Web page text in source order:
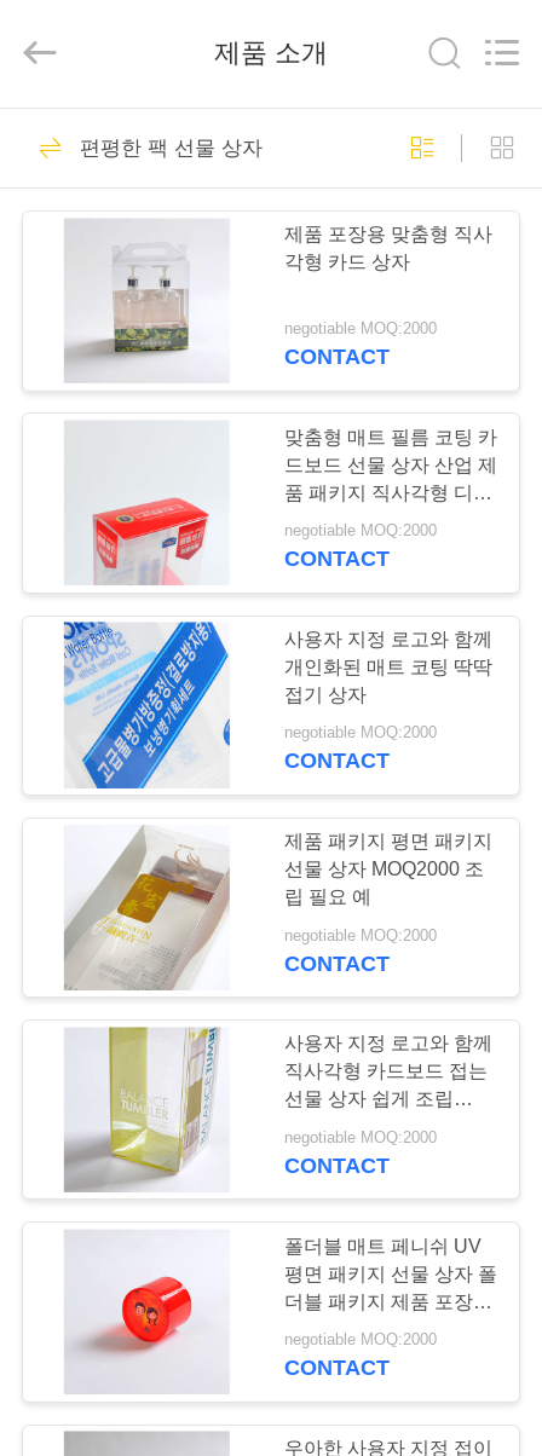
제
영
에
행
리
주
2026
Shanghai
Co.,Ltd.
Reserved.
골 판지 종이 상자
서류상 서랍 상자
37
편평한 팩 선물 상자
24
엄밀한 마분지 선물
상자
인쇄된 우송자 상자
23
제품 소개
편평한 팩 선물 상자
제품 포장용 맞춤형 직사
각형 카드 상자
negotiable MOQ:2000
CONTACT
맞춤형 매트 필름 코팅 카
드보드 선물 상자 산업 제
품 패키지 직사각형 디자
negotiable MOQ:2000
CONTACT
사용자 지정 로고와 함께
개인화된 매트 코팅 딱딱
접기 상자
negotiable MOQ:2000
CONTACT
제품 패키지 평면 패키지
선물 상자 MOQ2000 조
립 필요 예
negotiable MOQ:2000
CONTACT
사용자 지정 로고와 함께
직사각형 카드보드 접는
선물 상자 쉽게 조립
ODM / OEM 디자인
negotiable MOQ:2000
CONTACT
폴더블 매트 페니쉬 UV
평면 패키지 선물 상자 폴
더블 패키지 제품 포장용
선물 상자
negotiable MOQ:2000
CONTACT
우아한 사용자 지정 접이